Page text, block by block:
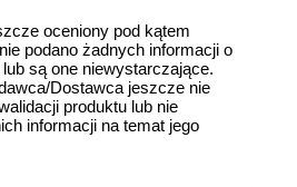
oceniony pod kątem
podano żadnych informacji o
lub są one niewystarczające.
Dostawca jeszcze nie
produktu lub nie
informacji na temat jego